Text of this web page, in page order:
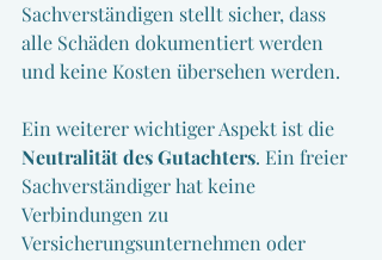
Sachverständigen stellt sicher, dass
alle Schäden dokumentiert werden
und keine Kosten übersehen werden.
Ein weiterer wichtiger Aspekt ist die
Neutralität des Gutachters. Ein freier
Sachverständiger hat keine
Verbindungen zu
Versicherungsunternehmen oder